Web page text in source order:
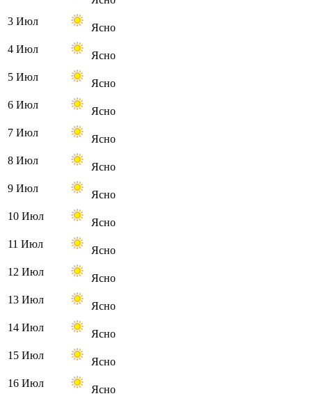
3 Июл
Ясно
4 Июл
Ясно
5 Июл
Ясно
6 Июл
Ясно
7 Июл
Ясно
8 Июл
Ясно
9 Июл
Ясно
10 Июл
Ясно
11 Июл
Ясно
12 Июл
Ясно
13 Июл
Ясно
14 Июл
Ясно
15 Июл
Ясно
16 Июл
Ясно